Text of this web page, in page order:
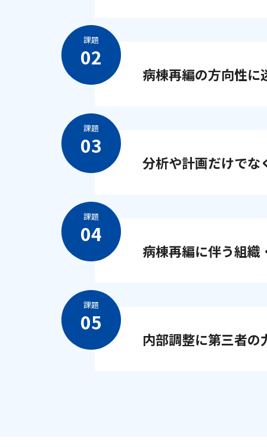
課題
病棟再編の方向性に
課題
分析や計画だけでな
課題
病棟再編に伴う組織
課題
内部調整に第三者の